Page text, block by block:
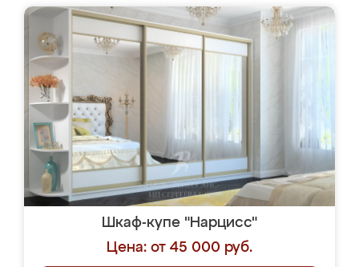
Шкаф-купе "Нарцисс"
Цена: от 45 000 руб.